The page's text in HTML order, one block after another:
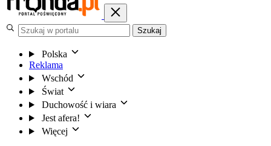
Szukaj
Polska
Reklama
Wschód
Świat
Duchowość i wiara
Jest afera!
Więcej